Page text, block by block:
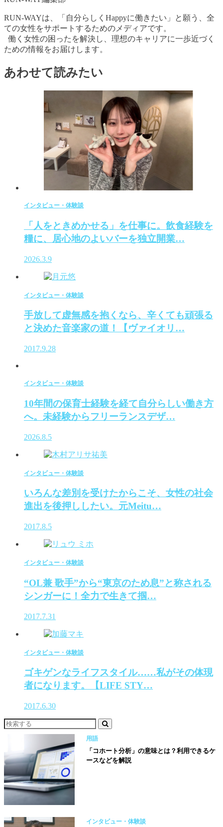
RUN-WAYは、「自分らしくHappyに働きたい」と願う、全
ての女性をサポートするためのメディアです。
働く女性の困ったを解決し、理想のキャリアに一歩近づく
ための情報をお届けします。
あわせて読みたい
インタビュー・体験談
「人をときめかせる」を仕事に。飲食経験を
糧に、居心地のよいバーを独立開業…
2026.3.9
インタビュー・体験談
手放して虚無感を抱くなら、辛くても頑張る
と決めた音楽家の道！【ヴァイオリ…
2017.9.28
インタビュー・体験談
10年間の保育士経験を経て自分らしい働き方
へ。未経験からフリーランスデザ…
2026.8.5
インタビュー・体験談
いろんな差別を受けたからこそ、女性の社会
進出を後押ししたい。元Meitu…
2017.8.5
インタビュー・体験談
“OL兼 歌手”から“東京のため息”と称される
シンガーに！全力で生きて掴…
2017.7.31
インタビュー・体験談
ゴキゲンなライフスタイル……私がその体現
者になります。【LIFE STY…
2017.6.30
用語
「コホート分析」の意味とは？利用できるケ
ースなどを解説
インタビュー・体験談